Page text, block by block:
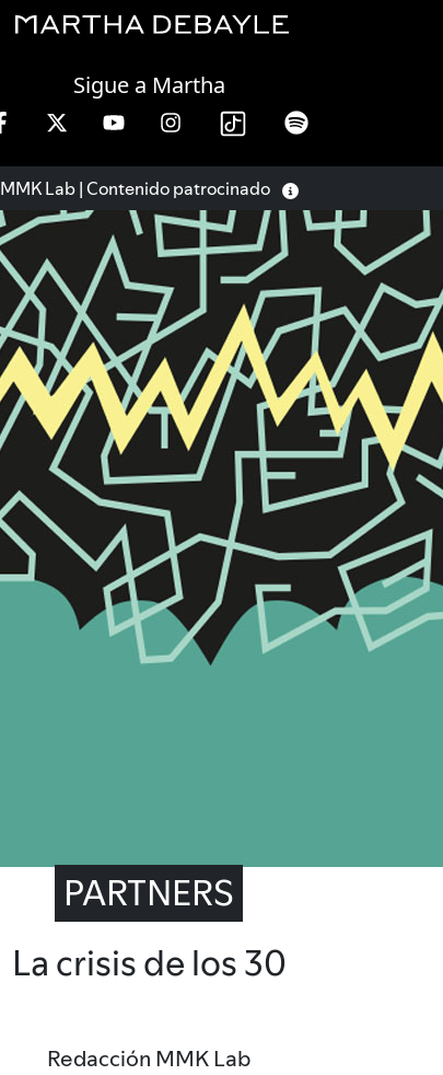
Sigue a Martha
MMK Lab | Contenido patrocinado
PARTNERS
La crisis de los 30
Redacción MMK Lab